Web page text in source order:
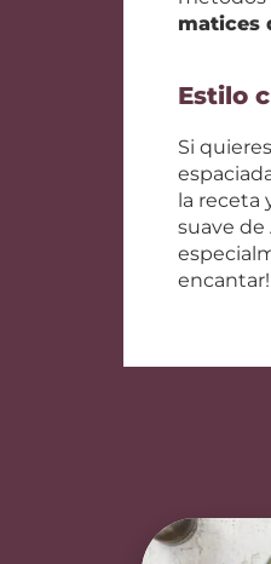
matices
Estilo
Si
la receta
suave de
encantar!